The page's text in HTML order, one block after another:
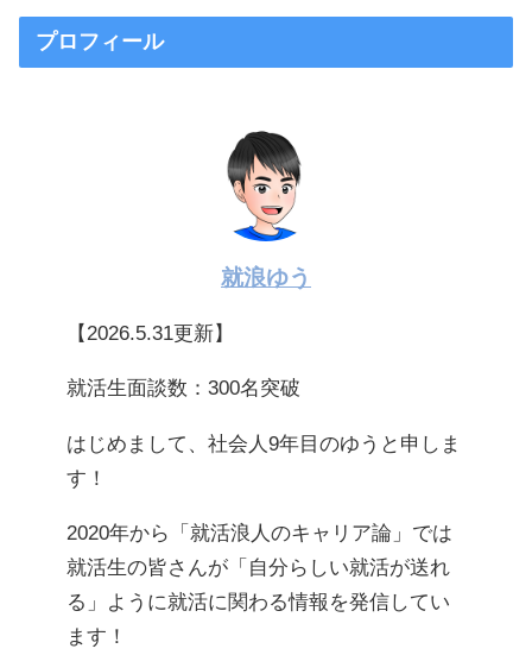
プロフィール
就浪ゆう
【2026.5.31更新】
就活生面談数：300名突破
はじめまして、社会人9年目のゆうと申しま
す！
2020年から「就活浪人のキャリア論」では
就活生の皆さんが「自分らしい就活が送れ
る」ように就活に関わる情報を発信してい
ます！